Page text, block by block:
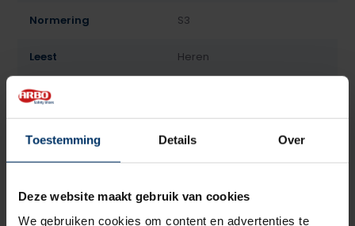
Toestemming Details Over
Deze website maakt gebruik van cookies
We gebruiken cookies om content en advertenties te
Normering S3
Leest Heren
Model
Bovenmateriaal Leder
Voering Textiel